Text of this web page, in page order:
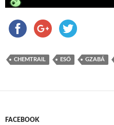
CHEMTRAIL ESŐ GZABÁ
FACEBOOK